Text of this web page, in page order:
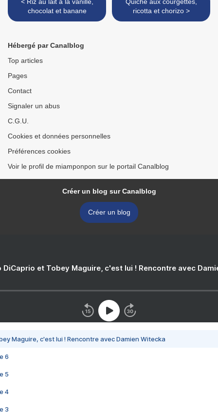
chocolat et banane
ricotta et chorizo >
Hébergé par Canalblog
Top articles
Pages
Contact
Signaler un abus
C.G.U.
Cookies et données personnelles
Préférences cookies
Voir le profil de miamponpon sur le portail Canalblog
Créer un blog sur Canalblog
Créer un blog
DiCaprio et Tobey Maguire, c'est lui ! Rencontre avec
Maguire, c'est lui ! Rencontre avec Damien Witecka
6
5
4
3